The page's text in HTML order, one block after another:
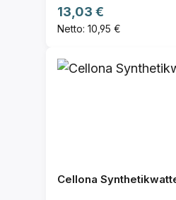
Regulärer Preis:
13,03 €
Netto: 10,95 €
Cellona